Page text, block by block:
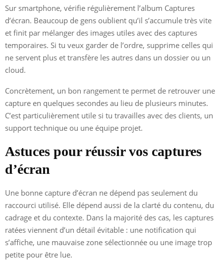
Sur smartphone, vérifie régulièrement l’album Captures
d’écran. Beaucoup de gens oublient qu’il s’accumule très vite
et finit par mélanger des images utiles avec des captures
temporaires. Si tu veux garder de l’ordre, supprime celles qui
ne servent plus et transfère les autres dans un dossier ou un
cloud.
Concrètement, un bon rangement te permet de retrouver une
capture en quelques secondes au lieu de plusieurs minutes.
C’est particulièrement utile si tu travailles avec des clients, un
support technique ou une équipe projet.
Astuces pour réussir vos captures
d’écran
Une bonne capture d’écran ne dépend pas seulement du
raccourci utilisé. Elle dépend aussi de la clarté du contenu, du
cadrage et du contexte. Dans la majorité des cas, les captures
ratées viennent d’un détail évitable : une notification qui
s’affiche, une mauvaise zone sélectionnée ou une image trop
petite pour être lue.